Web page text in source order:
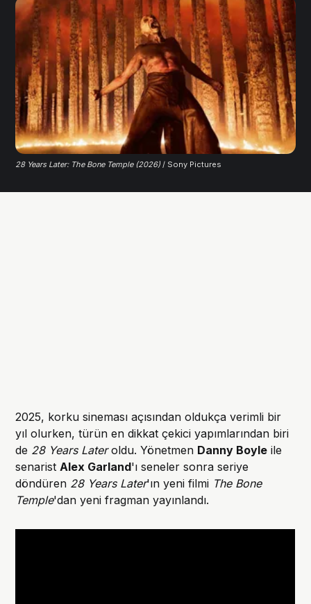
28 Years Later: The Bone Temple (2026) / Sony Pictures
2025, korku sineması açısından oldukça verimli bir
yıl olurken, türün en dikkat çekici yapımlarından biri
de 28 Years Lateroldu. Yönetmen Danny Boyle ile
senarist Alex Garland'ı seneler sonra seriye
döndüren 28 Years Later'ın yeni filmi The Bone
Temple'dan yeni fragman yayınlandı.